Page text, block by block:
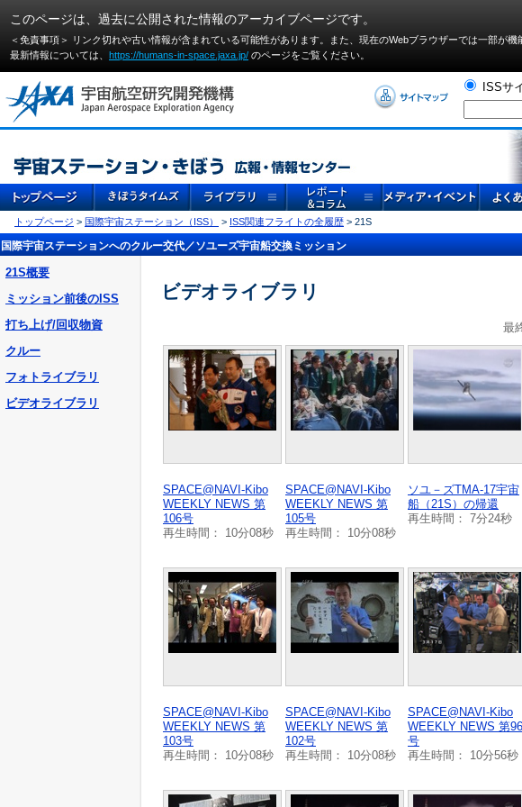
このページは、過去に公開された情報のアーカイブページです。
＜免責事項＞ リンク切れや古い情報が含まれている可能性があります。また、現在のWebブラウザーでは⼀部が機
最新情報については、 https://humans-in-space.jaxa.jp/ のページをご覧ください。
ISSサ
トップページ > 国際宇宙ステーション（ISS） > ISS関連フライトの全履歴 > 21S
国際宇宙ステーションへのクルー交代／ソユーズ宇宙船交換ミッション
21S概要
ミッション前後のISS
打ち上げ/回収物資
クルー
フォトライブラリ
ビデオライブラリ
ビデオライブラリ
最
SPACE@NAVI-Kibo
WEEKLY NEWS 第
106号
再生時間： 10分08秒
SPACE@NAVI-Kibo
WEEKLY NEWS 第
105号
再生時間： 10分08秒
ソユ－ズTMA-17宇宙
船（21S）の帰還
再生時間： 7分24秒
SPACE@NAVI-Kibo
WEEKLY NEWS 第
103号
再生時間： 10分08秒
SPACE@NAVI-Kibo
WEEKLY NEWS 第
102号
再生時間： 10分08秒
SPACE@NAVI-Kibo
WEEKLY NEWS 第96
号
再生時間： 10分56秒